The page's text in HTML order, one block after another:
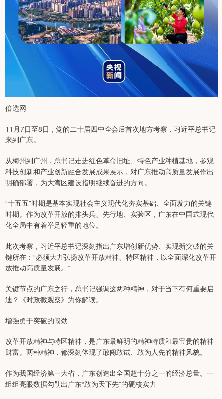
倍选网
11月7日至8日，党的二十届四中全会后首次地方考察，习近平总书记
来到广东。
从梅州到广州，总书记走进红色革命旧址、特色产业种植基地，参观
科技创新和产业创新融合发展成果展示，对广东推动高质量发展作出
明确部署，为大湾区建设指明继续奋进的方向。
“十五五”时期是基本实现社会主义现代化夯实基础、全面发力的关键
时期。作为改革开放的排头兵、先行地、实验区，广东在中国式现代
化全局中有着举足轻重的地位。
此次考察，习近平总书记深刻指出广东增创新优势、实现新突破的关
键所在：“必须大力弘扬改革开放精神、特区精神，以全面深化改革开
放推动高质量发展。”
关键节点的广东之行，总书记强调这两种精神，对于当下有何重要启
迪？《时政微观察》为你解读。
增强勇于突破的闯劲
改革开放精神与特区精神，是广东最鲜明的精神特质和最宝贵的精神
财富。两种精神，都深刻体现了敢闯敢试、敢为人先的精神风貌。
作为我国经济第一大省，广东创造出全国超十分之一的经济总量。一
组组亮眼数据勾勒出广东“敢为天下先”的硬核实力——